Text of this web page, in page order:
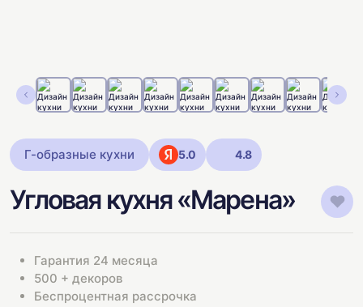
Г-образные кухни 5.0 4.8
Угловая кухня «Марена»
Гарантия 24 месяца
500 + декоров
Беспроцентная рассрочка